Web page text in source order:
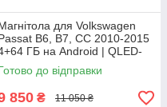
для Volkswagen
B6, B7, CC 2010-2015
ГБ на Android | QLED-
4G, Bluetooth
до відправки
850 ₴ 11 050 ₴